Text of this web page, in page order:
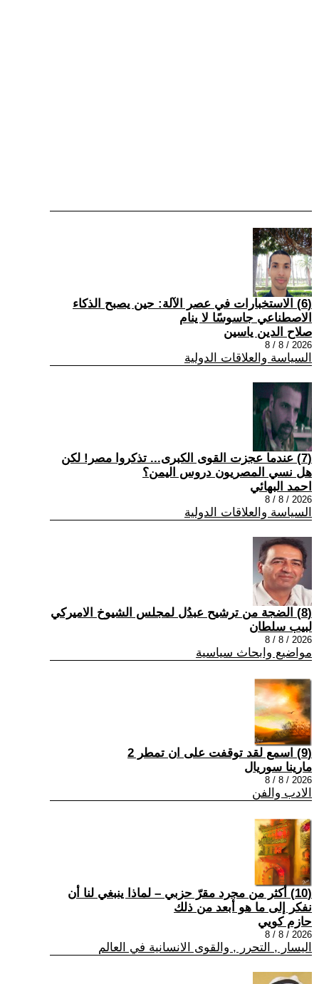
(6) الاستخبارات في عصر الآلة: حين يصبح الذكاء
الاصطناعي جاسوسًا لا ينام
صلاح الدين ياسين
2026 / 8 / 8
السياسة والعلاقات الدولية
(7) عندما عجزت القوى الكبرى... تذكروا مصر! لكن
هل نسي المصريون دروس اليمن؟
احمد البهائي
2026 / 8 / 8
السياسة والعلاقات الدولية
(8) الضجة من ترشيح عبدُل لمجلس الشيوخ الاميركي
لبيب سلطان
2026 / 8 / 8
مواضيع وابحاث سياسية
(9) اسمع لقد توقفت على ان تمطر 2
مارينا سوريال
2026 / 8 / 8
الادب والفن
(10) أكثر من مجرد مقرّ حزبي – لماذا ينبغي لنا أن
نفكر إلى ما هو أبعد من ذلك
حازم كويي
2026 / 8 / 8
اليسار , التحرر , والقوى الانسانية في العالم